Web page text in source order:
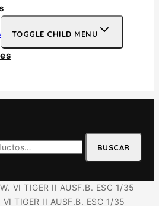
TOGGLE CHILD MENU
BUSCAR
TIGER II AUSF.B. ESC 1/35